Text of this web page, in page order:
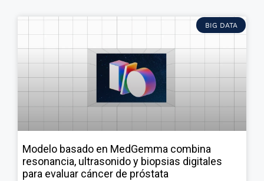
BIG DATA
Modelo basado en MedGemma combina
resonancia, ultrasonido y biopsias digitales
para evaluar cáncer de próstata